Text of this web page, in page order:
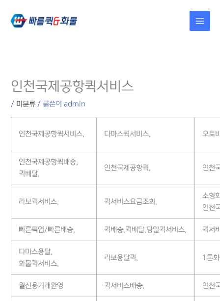
건너뛰기
인천국제공항퀵서비스
/ 미분류 / 글쓴이admin
인천국제공항퀵서비스, 다마스퀵서비스, 오토
인천국제공항퀵배송,
퀵배달,
인천국제공항퀵, 인천
라보퀵서비스, 퀵서비스요금조회,
소형
인천
빠른픽업/빠른배송, 퀵배송,퀵배달,당일퀵서비스, 퀵서
다마스용달,
화물퀵서비스,
라보용달퀵, 1톤
월신용거래환영 퀵서비스배송, 인천